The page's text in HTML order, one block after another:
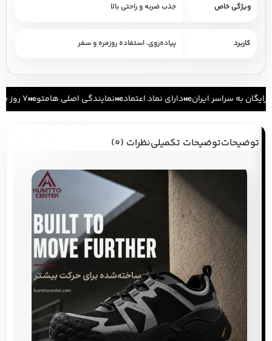
ویژگی خاص جذب ضربه و راحتی بالا
کاربرد پیاده‌روی، استفاده روزمره و سفر
به سراسر ایران دارای نماد اعتماد نمایندگی اصلی هامتو ۷ روز ضمانت بازگشت کالا
توضیحاتتوضیحات تکمیلینظرات (0)